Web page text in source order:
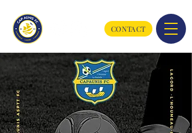
CONTACT